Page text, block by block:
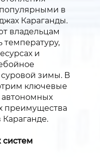
популярными в
Караганды.
владельцам
температуру,
и
зимы. В
ключевые
преимущества
систем